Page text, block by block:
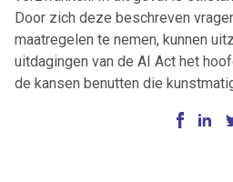
Door zich deze beschreven
maatregelen te nemen, kunnen
uitdagingen van de AI Act het
de kansen benutten die